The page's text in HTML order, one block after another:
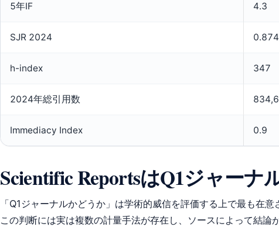
5年IF 4.3
SJR 2024 0.874
h-index 347
2024年総引用数
Immediacy Index 0.9
Scientific ReportsはQ1ジャーナ
「Q1ジャーナルかどうか」は学術的威信を評価する上で最も在意
この判断には実は複数の計量手法が存在し、ソースによって結論